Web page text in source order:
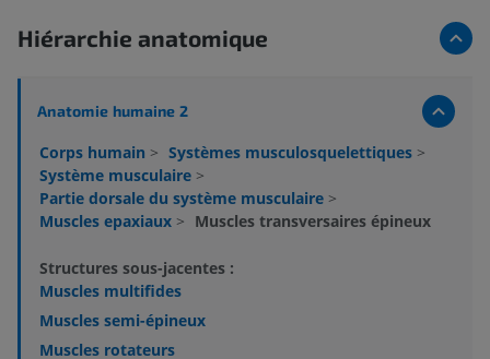
Hiérarchie anatomique
Anatomie humaine 2
Corps humain > Systèmes musculosquelettiques >
Système musculaire >
Partie dorsale du système musculaire >
Muscles epaxiaux > Muscles transversaires épineux
Structures sous-jacentes :
Muscles multifides
Muscles semi-épineux
Muscles rotateurs